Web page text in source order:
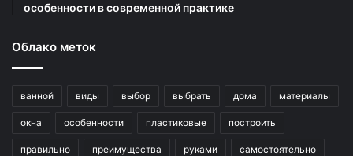
особенности в современной практике
Облако меток
ванной виды выбор выбрать дома материалы
окна особенности пластиковые построить
правильно преимущества руками самостоятельно